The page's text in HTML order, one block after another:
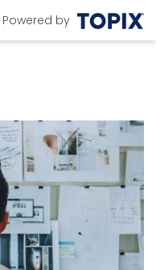
Powered by